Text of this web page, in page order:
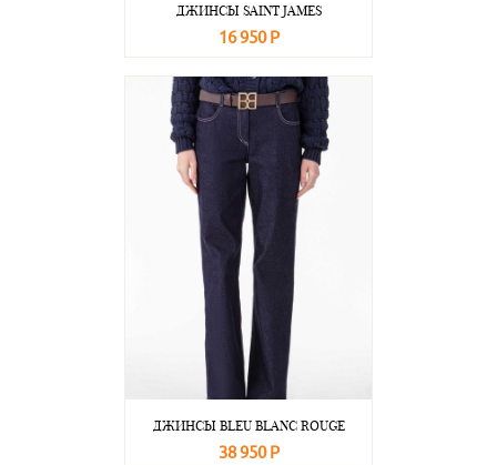
ДЖИНСЫ SAINT JAMES
16 950 Р
ДЖИНСЫ BLEU BLANC ROUGE
38 950 Р